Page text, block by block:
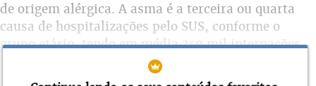
de origem alérgica. A asma é a terceira ou quarta
causa de hospitalizações pelo SUS, conforme o
grupo etário, tendo em média 350 mil internações
anualmente. Uma das principais medidas para o
controle é o tratamento adequado, de acordo com a